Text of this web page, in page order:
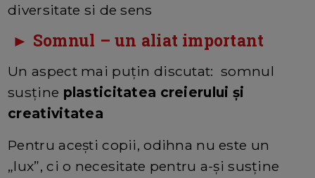
diversitate si de sens
► Somnul – un aliat important
Un aspect mai puțin discutat: somnul
susține plasticitatea creierului și
creativitatea
Pentru acești copii, odihna nu este un
„lux”, ci o necesitate pentru a-și susține